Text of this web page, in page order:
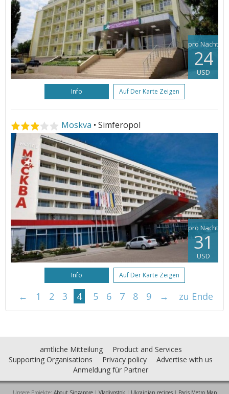
pro Nacht
24
USD
Info Auf Der Karte Zeigen
Moskva • Simferopol
pro Nacht
31
USD
Info Auf Der Karte Zeigen
← 1 2 3 4 5 6 7 8 9 → zu Ende
amtliche Mitteilung
Product and Services
Supporting Organisations
Privacy policy
Advertise with us
Anmeldung für Partner
Unsere Projekte: About Singapore| Vladivostok | Ukrainian recipes| Paris Metro Map